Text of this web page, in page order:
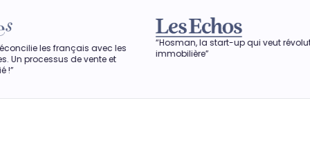
les
et
“Hosman, la start-up qui veut révolutionner l'agence
immobilière”